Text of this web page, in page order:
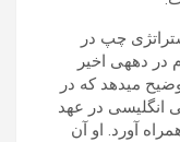
چپ در
در دھهی اخير
میدھد که در
انگليسی در عھد
آورد. او آن